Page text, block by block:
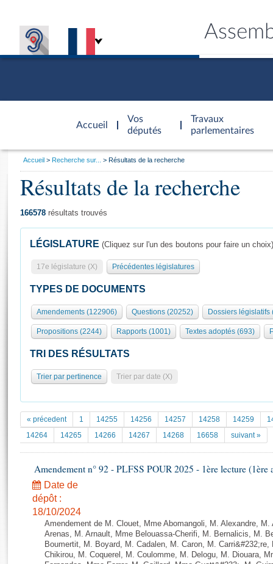
Accueil
d'accueil
Vos
députés
Travaux
parlementaires
Présidence
577 députés
Groupes politiques
Séance publique
Commissions et autres organes
Europe et International
Pétitions
Documents parlementaires
Projets de loi
Propositions de loi
Amendements
Textes adoptés
Rapports d'information
Rapports d'enquête
Général
Rôle et pouvoirs de l'Assemblée
Organisation de l'Assemblée
Présidence Conférence des Présidents Bureau Collège des
Statistiques et chiffres clés
Documents de référence
( Constitution | Règlement de l'Assemblée ... )
Histoire
Juniors
Anciennes législatures
Liens vers les sites publics
Visiter l'Assemblée
Visite virtuelle du palais Bourbon
Assister à une séance
La Bibliothèque
Les archives
Photos libres de droit
Vous
Accueil Recherche sur... Résultats de la recherche
Résultats de la recherche
166578 résultats trouvés
LÉGISLATURE (Cliquez sur l'un des boutons pour faire un choix)
17e législature (X) Précédentes législatures
TYPES DE DOCUMENTS
Amendements (122906) Questions (20252) Dossiers législatifs
Propositions (2244) Rapports (1001) Textes adoptés (693)
TRI DES RÉSULTATS
Trier par pertinence Trier par date (X)
« précedent 1 14255 14256 14257 14258 14259
14264
14265 14266 14267 14268 16658 suivant »
Amendement n° 92 - PLFSS POUR 2025 - 1ère lecture (1ère
Date de
dépôt :
18/10/2024
Amendement de M. Clouet, Mme Abomangoli, M. Alexandre,
Arenas, M. Arnault, Mme Belouassa-Cherifi, M. Bernalicis, M.
Boumertit, M. Boyard, M. Cadalen, M. Caron, M.
Chikirou, M. Coquerel, M. Coulomme, M. Delogu, M. Diouara,